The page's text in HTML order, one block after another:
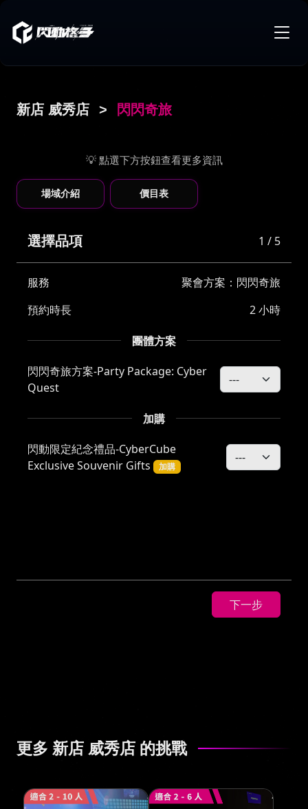
新店 威秀店 > 閃閃奇旅
💡 點選下方按鈕查看更多資訊
場域介紹 價目表
選擇品項 1 / 5
服務
聚會方案：閃閃奇旅
預約時長
2 小時
團體方案
閃閃奇旅方案-Party Package: Cyber
Quest
加購
閃動限定紀念禮品-CyberCube
Exclusive Souvenir Gifts
加購
下一步
更多 新店 威秀店 的挑戰